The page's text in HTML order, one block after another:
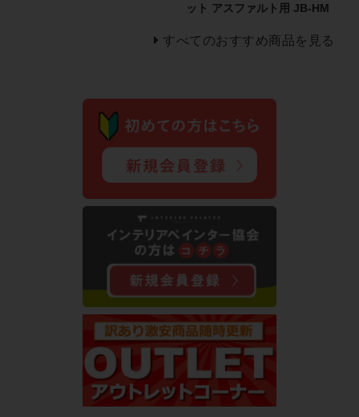
ット アスファルト用 JB-HM
すべてのおすすめ商品を見る